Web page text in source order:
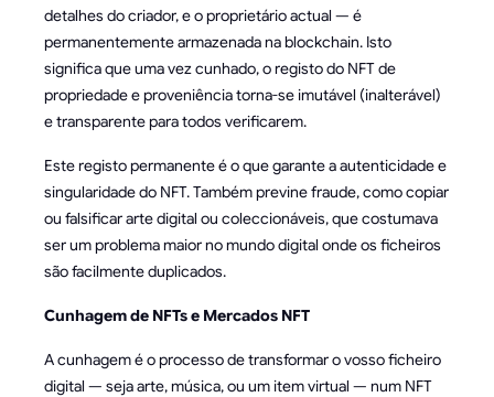
detalhes do criador, e o proprietário actual — é
permanentemente armazenada na blockchain. Isto
significa que uma vez cunhado, o registo do NFT de
propriedade e proveniência torna-se imutável (inalterável)
e transparente para todos verificarem.
Este registo permanente é o que garante a autenticidade e
singularidade do NFT. Também previne fraude, como copiar
ou falsificar arte digital ou coleccionáveis, que costumava
ser um problema maior no mundo digital onde os ficheiros
são facilmente duplicados.
Cunhagem de NFTs e Mercados NFT
A cunhagem é o processo de transformar o vosso ficheiro
digital — seja arte, música, ou um item virtual — num NFT